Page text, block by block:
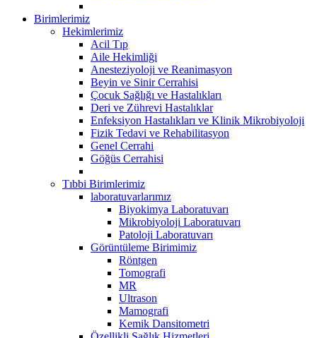
Birimlerimiz
Hekimlerimiz
Acil Tıp
Aile Hekimliği
Anesteziyoloji ve Reanimasyon
Beyin ve Sinir Cerrahisi
Çocuk Sağlığı ve Hastalıkları
Deri ve Zührevi Hastalıklar
Enfeksiyon Hastalıkları ve Klinik Mikrobiyoloji
Fizik Tedavi ve Rehabilitasyon
Genel Cerrahi
Göğüs Cerrahisi
Tıbbi Birimlerimiz
laboratuvarlarımız
Biyokimya Laboratuvarı
Mikrobiyoloji Laboratuvarı
Patoloji Laboratuvarı
Görüntüleme Birimimiz
Röntgen
Tomografi
MR
Ultrason
Mamografi
Kemik Dansitometri